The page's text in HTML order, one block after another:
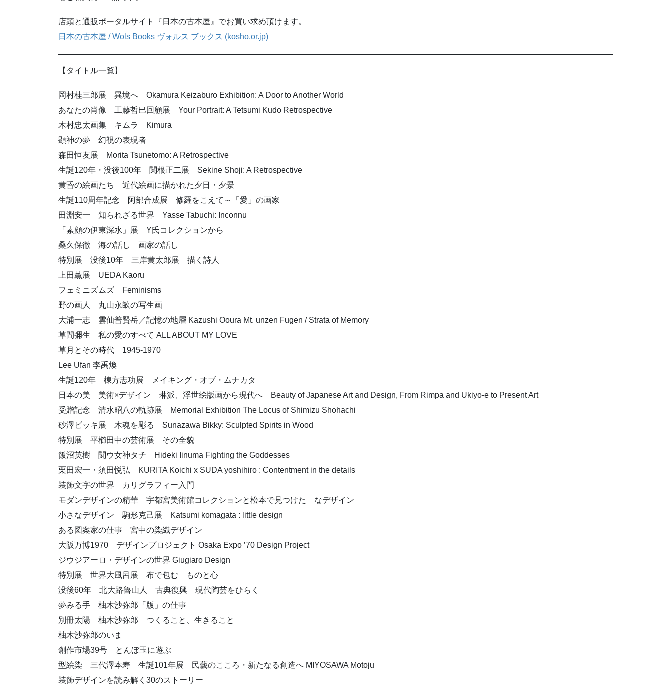
店頭と通販ポータルサイト『日本の古本屋』でお買い求め頂けます。
日本の古本屋 / Wols Books ヴォルス ブックス (kosho.or.jp)
【タイトル一覧】
岡村桂三郎展 異境へ Okamura Keizaburo Exhibition: A Door to Another World
あなたの肖像 工藤哲巳回顧展 Your Portrait: A Tetsumi Kudo Retrospective
木村忠太画集 キムラ Kimura
顕神の夢 幻視の表現者
森田恒友展 Morita Tsunetomo: A Retrospective
生誕120年・没後100年 関根正二展 Sekine Shoji: A Retrospective
黄昏の絵画たち 近代絵画に描かれた夕日・夕景
生誕110周年記念 阿部合成展 修羅をこえて～「愛」の画家
田淵安一 知られざる世界 Yasse Tabuchi: Inconnu
「素顔の伊東深水」展 Y氏コレクションから
桑久保徹 海の話し 画家の話し
特別展 没後10年 三岸黄太郎展 描く詩人
上田薫展 UEDA Kaoru
フェミニズムズ Feminisms
野の画人 丸山永畝の写生画
大浦一志 雲仙普賢岳／記憶の地層 Kazushi Ooura Mt. unzen Fugen / Strata of Memory
草間彌生 私の愛のすべて ALL ABOUT MY LOVE
草月とその時代 1945-1970
Lee Ufan 李禹煥
生誕120年 棟方志功展 メイキング・オブ・ムナカタ
日本の美 美術×デザイン 琳派、浮世絵版画から現代へ Beauty of Japanese Art and Design, From Rimpa and Ukiyo-e to Present Art
受贈記念 清水昭八の軌跡展 Memorial Exhibition The Locus of Shimizu Shohachi
砂澤ビッキ展 木魂を彫る Sunazawa Bikky: Sculpted Spirits in Wood
特別展 平櫛田中の芸術展 その全貌
飯沼英樹 闘ウ女神タチ Hideki Iinuma Fighting the Goddesses
栗田宏一・須田悦弘 KURITA Koichi x SUDA yoshihiro : Contentment in the details
装飾文字の世界 カリグラフィー入門
モダンデザインの精華 宇都宮美術館コレクションと松本で見つけた なデザイン
小さなデザイン 駒形克己展 Katsumi komagata : little design
ある図案家の仕事 宮中の染織デザイン
大阪万博1970 デザインプロジェクト Osaka Expo ’70 Design Project
ジウジアーロ・デザインの世界 Giugiaro Design
特別展 世界大風呂展 布で包む ものと心
没後60年 北大路魯山人 古典復興 現代陶芸をひらく
夢みる手 柚木沙弥郎「版」の仕事
別冊太陽 柚木沙弥郎 つくること、生きること
柚木沙弥郎のいま
創作市場39号 とんぼ玉に遊ぶ
型絵染 三代澤本寿 生誕101年展 民藝のこころ・新たなる創造へ MIYOSAWA Motoju
装飾デザインを読み解く30のストーリー